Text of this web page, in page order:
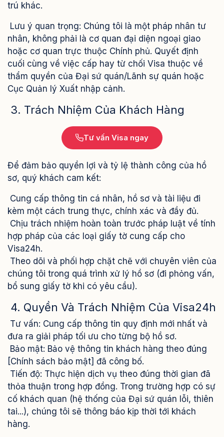
trú khác.
Lưu ý quan trọng: Chúng tôi là một pháp nhân tư
nhân, không phải là cơ quan đại diện ngoại giao
hoặc cơ quan trực thuộc Chính phủ. Quyết định
cuối cùng về việc cấp hay từ chối Visa thuộc về
thẩm quyền của Đại sứ quán/Lãnh sự quán hoặc
Cục Quản lý Xuất nhập cảnh.
3. Trách Nhiệm Của Khách Hàng
Tư vấn Visa ngay
Để đảm bảo quyền lợi và tỷ lệ thành công của hồ
sơ, quý khách cam kết:
Cung cấp thông tin cá nhân, hồ sơ và tài liệu đi
kèm một cách trung thực, chính xác và đầy đủ.
Chịu trách nhiệm hoàn toàn trước pháp luật về tính
hợp pháp của các loại giấy tờ cung cấp cho
Visa24h.
Theo dõi và phối hợp chặt chẽ với chuyên viên của
chúng tôi trong quá trình xử lý hồ sơ (đi phỏng vấn,
bổ sung giấy tờ khi có yêu cầu).
4. Quyền Và Trách Nhiệm Của Visa24h
Tư vấn: Cung cấp thông tin quy định mới nhất và
đưa ra giải pháp tối ưu cho từng bộ hồ sơ.
Bảo mật: Bảo vệ thông tin khách hàng theo đúng
[Chính sách bảo mật] đã công bố.
Tiến độ: Thực hiện dịch vụ theo đúng thời gian đã
thỏa thuận trong hợp đồng. Trong trường hợp có sự
cố khách quan (hệ thống của Đại sứ quán lỗi, thiên
tai...), chúng tôi sẽ thông báo kịp thời tới khách
hàng.